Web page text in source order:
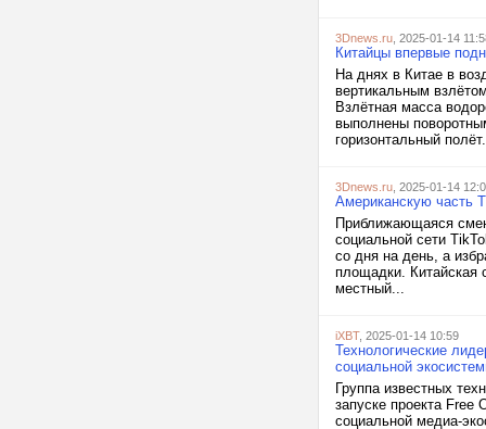
3Dnews.ru , 2025-01-14
Китайцы впервые
На днях в Китае в
вертикальным
Взлётная масса
выполнены
горизонтальный
3Dnews.ru , 2025-01-14
Американскую часть
Приближающаяся
социальной сети
со дня на день, а
площадки. Китайская
местный...
iXBT, 2025-01-14 10:59
Технологические
социальной
Группа известных
запуске проекта
социальной медиа-